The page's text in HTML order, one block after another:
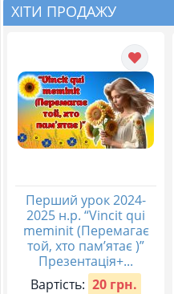
ХІТИ ПРОДАЖУ
Перший урок 2024-
2025 н.р. “Vincit qui
meminit (Перемагає
той, хто пам’ятає )”
Презентація+...
Вартість: 20 грн.